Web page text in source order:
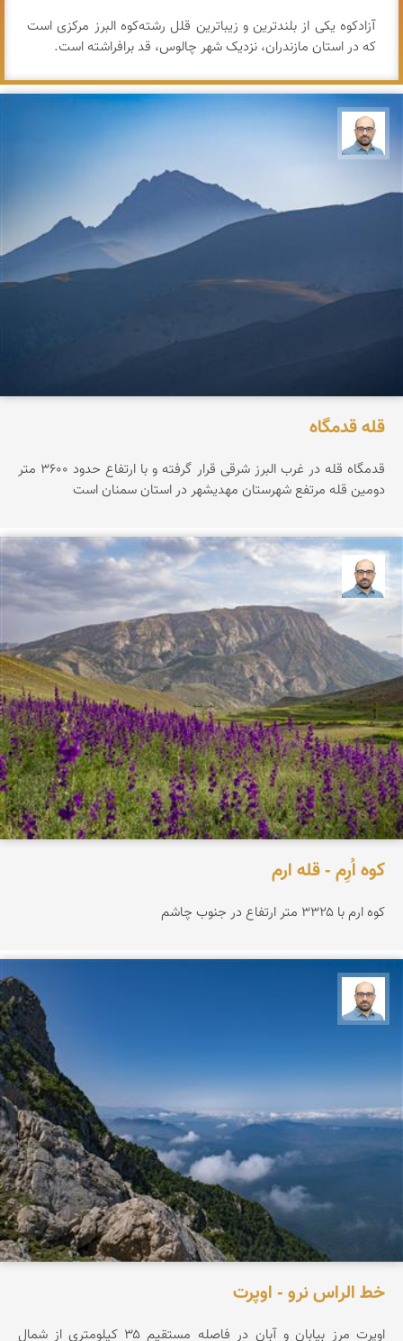
آزادکوه یکی از بلندترین و زیباترین قلل رشته‌کوه البرز مرکزی است
که در استان مازندران، نزدیک شهر چالوس، قد برافراشته است.
قله قدمگاه
قدمگاه قله در غرب البرز شرقی قرار گرفته و با ارتفاع حدود ۳۶0۰ متر
دومین قله مرتفع شهرستان مهدیشهر در استان سمنان است
کوه اُرِم - قله ارم
کوه ارم با ۳۳۲۵ متر ارتفاع در جنوب چاشم
خط الراس نرو - اوپرت
اوپرت مرز بیابان و آبان در فاصله مستقیم ۳۵ کیلومتری از شمال